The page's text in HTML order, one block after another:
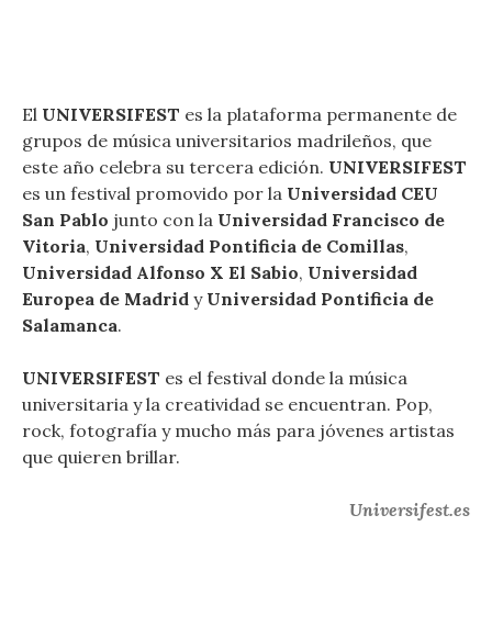
El UNIVERSIFEST es la plataforma permanente de
grupos de música universitarios madrileños, que
este año celebra su tercera edición. UNIVERSIFEST
es un festival promovido por la Universidad CEU
San Pablo junto con la Universidad Francisco de
Vitoria, Universidad Pontificia de Comillas,
Universidad Alfonso X El Sabio, Universidad
Europea de Madrid y Universidad Pontificia de
Salamanca.
UNIVERSIFEST es el festival donde la música
universitaria y la creatividad se encuentran. Pop,
rock, fotografía y mucho más para jóvenes artistas
que quieren brillar.
Universifest.es